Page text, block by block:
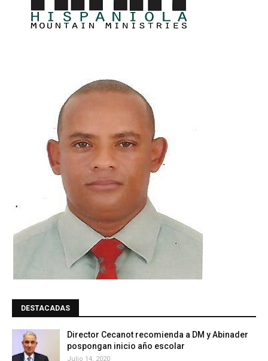
DESTACADAS
Director Cecanot recomienda a DM y Abinader
pospongan inicio año escolar
Julio 14, 2020